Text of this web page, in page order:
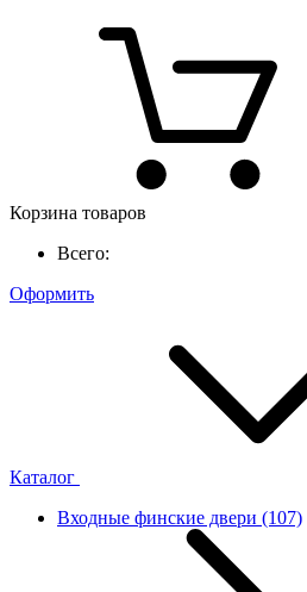
Корзина товаров
Всего:
Оформить
Каталог
Входные финские двери (107)